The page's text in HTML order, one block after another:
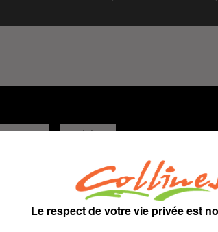
recette cuisine
6 décembre 2025 - 6 min 14 sec
CHOUX AU FOIE GRAS
Jacqueline Pinon
Le respect de votre vie privée est